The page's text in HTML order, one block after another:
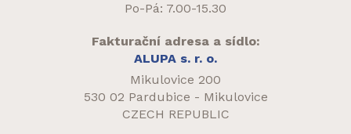
Po-Pá: 7.00-15.30
Fakturační adresa a sídlo:
ALUPA s. r. o.
Mikulovice 200
530 02 Pardubice - Mikulovice
CZECH REPUBLIC